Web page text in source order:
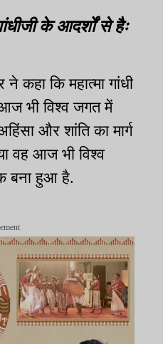
के आदर्शों से हैः
ने कहा कि महात्मा गांधी
भी विश्व जगत में
और शांति का मार्ग
वह आज भी विश्व
बना हुआ है.